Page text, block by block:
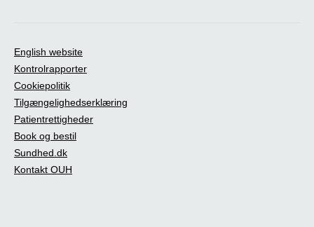
English website
Kontrolrapporter
Cookiepolitik
Tilgængelighedserklæring
Patientrettigheder
Book og bestil
Sundhed.dk
Kontakt OUH